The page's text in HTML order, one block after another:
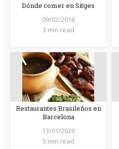
Dónde comer en Sitges
09/02/2016
3 min read
Restaurantes Brasileños en
Barcelona
13/01/2020
5 min read